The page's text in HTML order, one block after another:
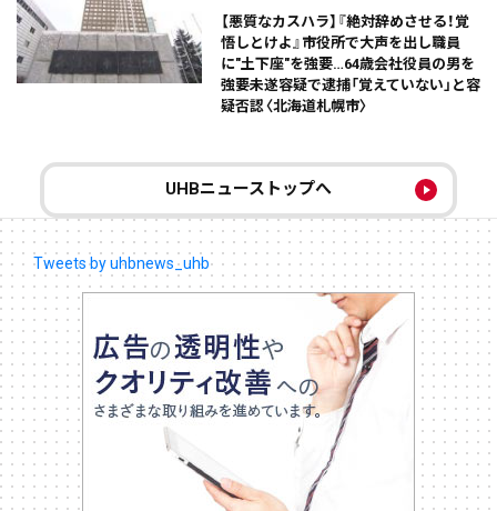
【悪質なカスハラ】『絶対辞めさせる！覚
悟しとけよ』市役所で大声を出し職員
に"土下座"を強要…64歳会社役員の男を
強要未遂容疑で逮捕「覚えていない」と容
疑否認〈北海道札幌市〉
UHBニューストップへ
Tweets by uhbnews_uhb